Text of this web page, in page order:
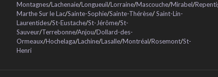
Montagnes/Lachenaie/Longueuil/Lorraine/Mascouche/Mirabel/
Marthe Sur le Lac/Sainte-Sophie/Sainte-Thérèse/Saint-Lin-
Laurentides/St-Eustache/St-Jérôme/St-
Sauveur/Terrebonne/Anjou/Dollard-des-
Ormeaux/Hochelaga/Lachine/Lasalle/Montréal/Rosemont/St-
Henri